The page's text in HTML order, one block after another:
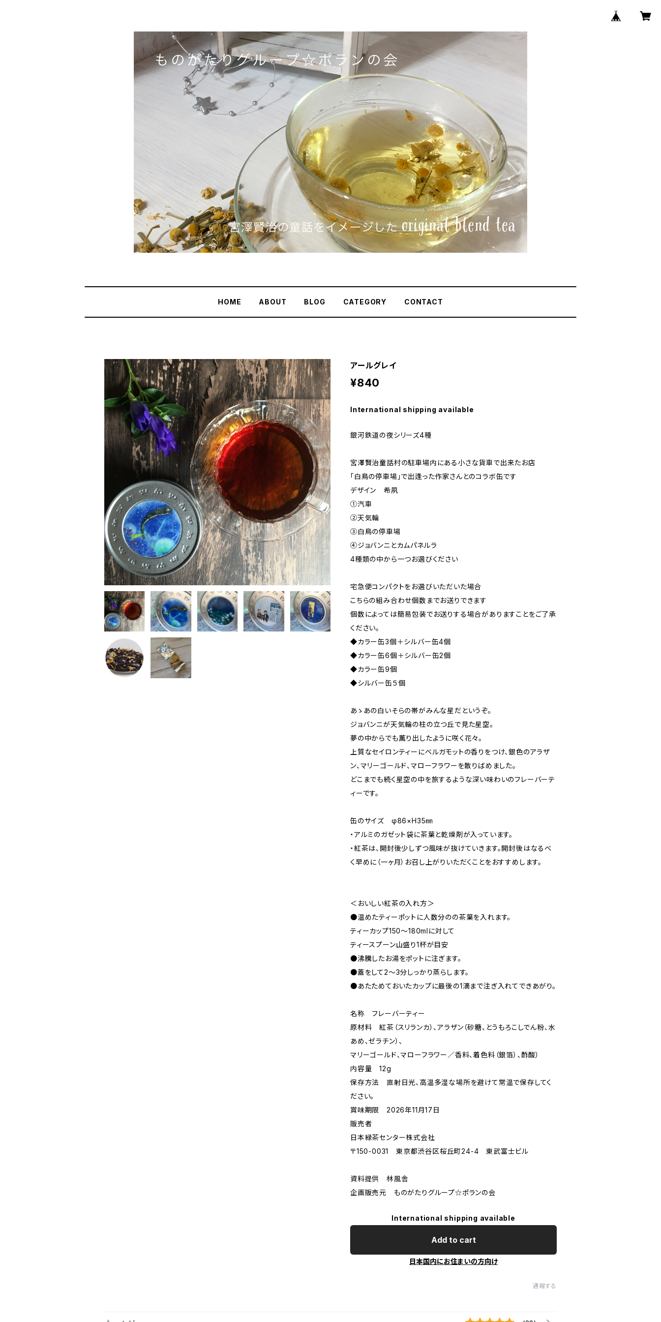
HOME ABOUT BLOG CATEGORY CONTACT
アールグレイ
¥840
International shipping available
銀河鉄道の夜シリーズ4種
宮澤賢治童話村の駐車場内にある小さな貨車で出来たお店
「白鳥の停車場」で出逢った作家さんとのコラボ缶です
デザイン 希夙
①汽車
②天気輪
③白鳥の停車場
④ジョバンニとカムパネルラ
4種類の中から一つお選びください
宅急便コンパクトをお選びいただいた場合
こちらの組み合わせ個数までお送りできます
個数によっては簡易包装でお送りする場合がありますことをご了承
ください。
◆カラー缶3個＋シルバー缶4個
◆カラー缶6個＋シルバー缶2個
◆カラー缶9個
◆シルバー缶５個
あゝあの白いそらの帯がみんな星だというぞ。
ジョバンニが天気輪の柱の立つ丘で見た星空。
夢の中からでも薫り出したように咲く花々。
上質なセイロンティーにベルガモットの香りをつけ、銀色のアラザ
ン、マリーゴールド、マローフラワーを散りばめました。
どこまでも続く星空の中を旅するような深い味わいのフレーバーテ
ィーです。
缶のサイズ φ86×H35㎜
・アルミのガゼット袋に茶葉と乾燥剤が入っています。
・紅茶は、開封後少しずつ風味が抜けていきます。開封後はなるべ
く早めに（一ヶ月）お召し上がりいただくことをおすすめします。
＜おいしい紅茶の入れ方＞
●温めたティーポットに人数分のの茶葉を入れます。
ティーカップ150～180mlに対して
ティースプーン山盛り1杯が目安
●沸騰したお湯をポットに注ぎます。
●蓋をして2～3分しっかり蒸らします。
●あたためておいたカップに最後の1滴まで注ぎ入れてできあがり。
名称 フレーバーティー
原材料 紅茶（スリランカ）、アラザン（砂糖、とうもろこしでん粉、水
あめ、ゼラチン）、
マリーゴールド、マローフラワー／香料、着色料（銀箔）、酢酸）
内容量 12g
保存方法 直射日光、高温多湿な場所を避けて常温で保存してく
ださい。
賞味期限 2026年11月17日
販売者
日本緑茶センター株式会社
〒150-0031 東京都渋谷区桜丘町24-4 東武富士ビル
資料提供 林風舎
企画販売元 ものがたりグループ☆ポランの会
International shipping available
Add to cart
日本国内にお住まいの方向け
通報する